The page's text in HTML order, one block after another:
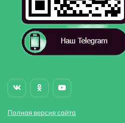
Полная версия сайта